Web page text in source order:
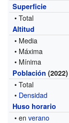
Superficie
• Total
Altitud
• Media
• Máxima
• Mínima
Población (2022)
• Total
• Densidad
Huso horario
• enverano